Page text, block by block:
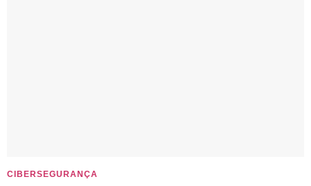
CIBERSEGURANÇA